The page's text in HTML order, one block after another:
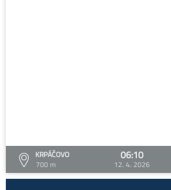
KRPÁČOVO
700 m
06:10
12. 4. 2026